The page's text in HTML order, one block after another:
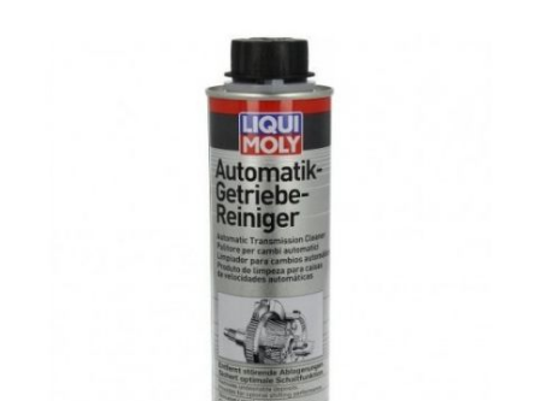
Accesorii spalare si uscare
Spalare si detailing rapid